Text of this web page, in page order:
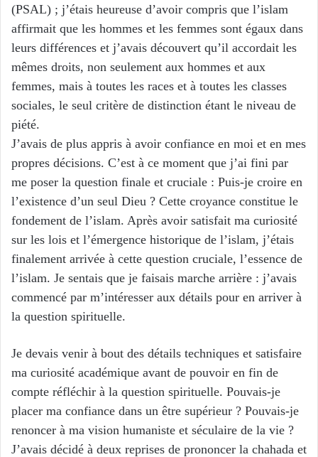
(PSAL) ; j’étais heureuse d’avoir compris que l’islam
affirmait que les hommes et les femmes sont égaux dans
leurs différences et j’avais découvert qu’il accordait les
mêmes droits, non seulement aux hommes et aux
femmes, mais à toutes les races et à toutes les classes
sociales, le seul critère de distinction étant le niveau de
piété.
J’avais de plus appris à avoir confiance en moi et en mes
propres décisions. C’est à ce moment que j’ai fini par
me poser la question finale et cruciale : Puis-je croire en
l’existence d’un seul Dieu ? Cette croyance constitue le
fondement de l’islam. Après avoir satisfait ma curiosité
sur les lois et l’émergence historique de l’islam, j’étais
finalement arrivée à cette question cruciale, l’essence de
l’islam. Je sentais que je faisais marche arrière : j’avais
commencé par m’intéresser aux détails pour en arriver à
la question spirituelle.
Je devais venir à bout des détails techniques et satisfaire
ma curiosité académique avant de pouvoir en fin de
compte réfléchir à la question spirituelle. Pouvais-je
placer ma confiance dans un être supérieur ? Pouvais-je
renoncer à ma vision humaniste et séculaire de la vie ?
J’avais décidé à deux reprises de prononcer la chahada et